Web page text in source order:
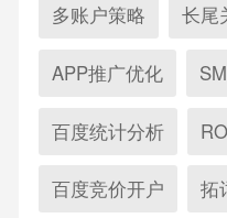
多账户策略 长尾
APP推广优化
百度统计分析
百度竞价开户 拓